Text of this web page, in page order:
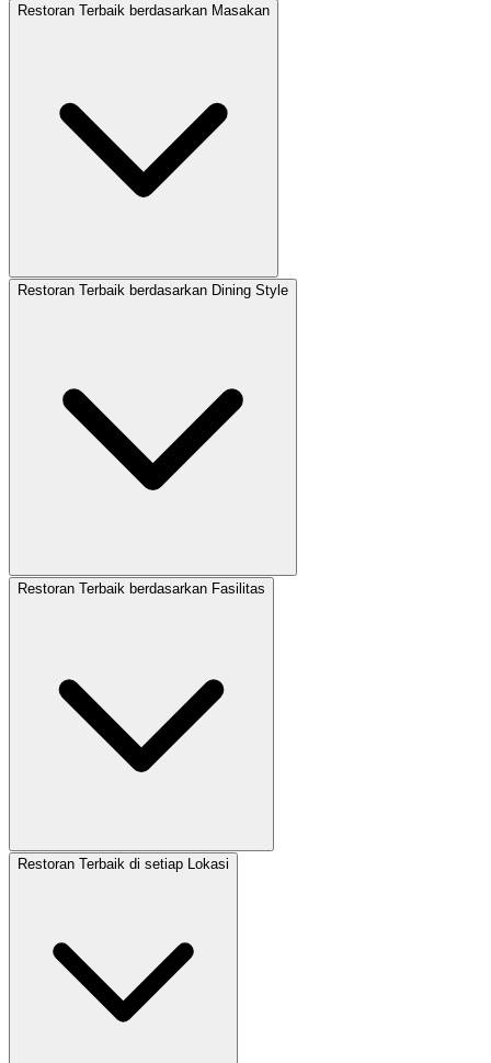
Restoran Terbaik berdasarkan Masakan
Restoran Terbaik berdasarkan Dining Style
Restoran Terbaik berdasarkan Fasilitas
Restoran Terbaik di setiap Lokasi